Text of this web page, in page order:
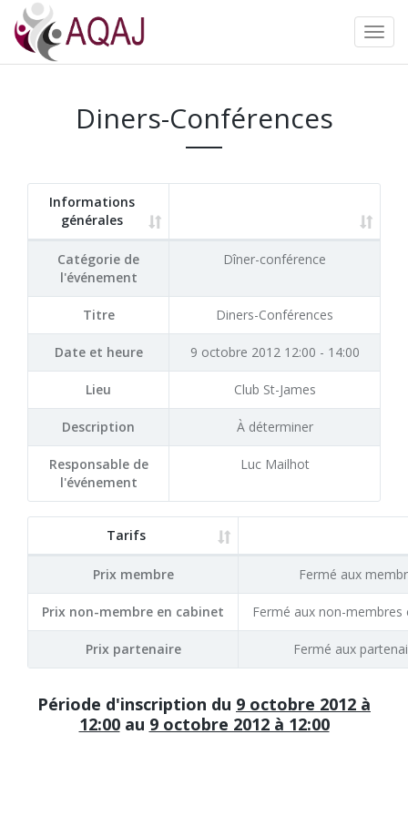
Diners-Conférences
Informations
générales
Catégorie de
l'événement
Dîner-conférence
Titre Diners-Conférences
Date et heure 9 octobre 2012 12:00 - 14:00
Lieu Club St-James
Description À déterminer
Responsable de
l'événement
Luc Mailhot
Tarifs
Prix membre Fermé aux
Prix non-membre en cabinet Fermé aux non-membres
Prix partenaire Fermé aux
Période d'inscription du 9 octobre 2012 à
12:00au 9 octobre 2012 à 12:00